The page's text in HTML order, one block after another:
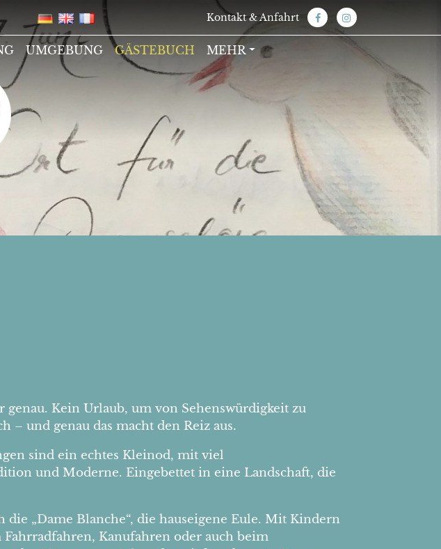
Kontakt & Anfahrt
UMGEBUNG GÄSTEBUCH MEHR
Kein Urlaub, um von Sehenswürdigkeit zu
– und genau das macht den Reiz aus.
sind ein echtes Kleinod, mit viel
und Moderne. Eingebettet in eine Landschaft, die
„Dame Blanche“, die hauseigene Eule. Mit Kindern
Kanufahren oder auch beim